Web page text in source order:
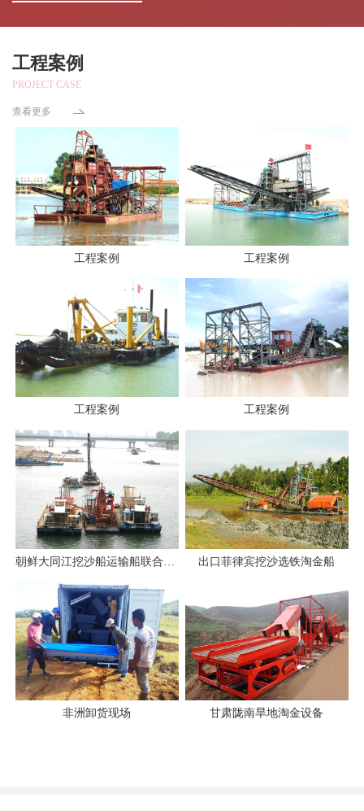
工程案例
PROJECT CASE
查看更多
工程案例 工程案例
工程案例 工程案例
出口菲律宾挖沙选铁淘金船
非洲卸货现场 甘肃陇南旱地淘金设备